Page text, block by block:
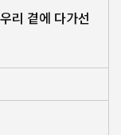
리 곁에 다가선